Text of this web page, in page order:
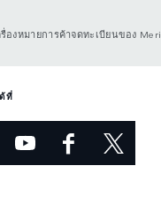
รื่องหมายการค้าจดทะเบียนของ
ที่